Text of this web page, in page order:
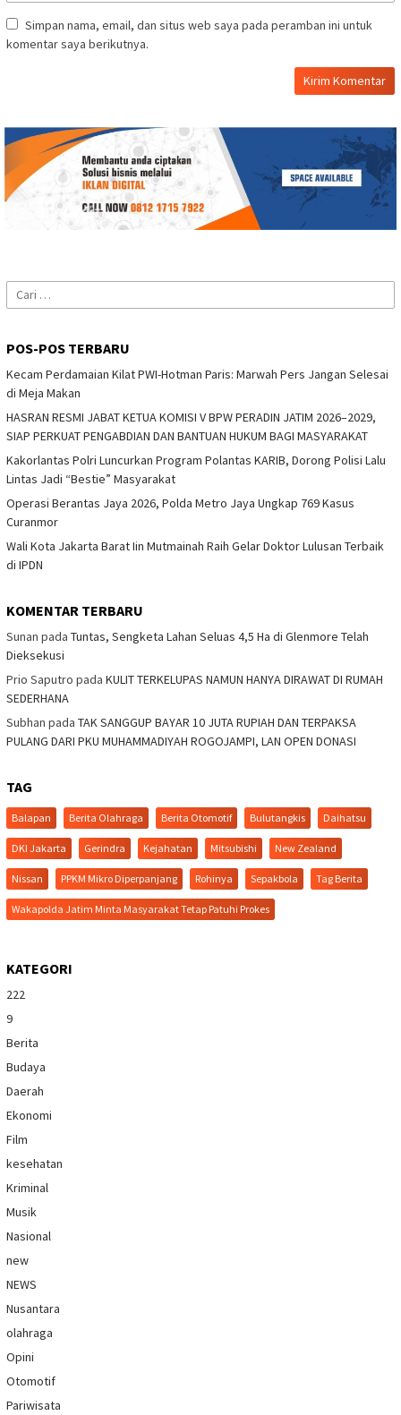
Simpan nama, email, dan situs web saya pada peramban ini untuk
komentar saya berikutnya.
Cari
untuk:
POS-POS TERBARU
Kecam Perdamaian Kilat PWI-Hotman Paris: Marwah Pers Jangan Selesai
di Meja Makan
HASRAN RESMI JABAT KETUA KOMISI V BPW PERADIN JATIM 2026–2029,
SIAP PERKUAT PENGABDIAN DAN BANTUAN HUKUM BAGI MASYARAKAT
Kakorlantas Polri Luncurkan Program Polantas KARIB, Dorong Polisi Lalu
Lintas Jadi “Bestie” Masyarakat
Operasi Berantas Jaya 2026, Polda Metro Jaya Ungkap 769 Kasus
Curanmor
Wali Kota Jakarta Barat Iin Mutmainah Raih Gelar Doktor Lulusan Terbaik
di IPDN
KOMENTAR TERBARU
Sunan pada Tuntas, Sengketa Lahan Seluas 4,5 Ha di Glenmore Telah
Dieksekusi
Prio Saputro pada KULIT TERKELUPAS NAMUN HANYA DIRAWAT DI RUMAH
SEDERHANA
Subhan pada TAK SANGGUP BAYAR 10 JUTA RUPIAH DAN TERPAKSA
PULANG DARI PKU MUHAMMADIYAH ROGOJAMPI, LAN OPEN DONASI
TAG
Balapan Berita Olahraga Berita Otomotif Bulutangkis Daihatsu
DKI Jakarta Gerindra Kejahatan Mitsubishi New Zealand
Nissan PPKM Mikro Diperpanjang Rohinya Sepakbola Tag Berita
Wakapolda Jatim Minta Masyarakat Tetap Patuhi Prokes
KATEGORI
222
9
Berita
Budaya
Daerah
Ekonomi
Film
kesehatan
Kriminal
Musik
Nasional
new
NEWS
Nusantara
olahraga
Opini
Otomotif
Pariwisata